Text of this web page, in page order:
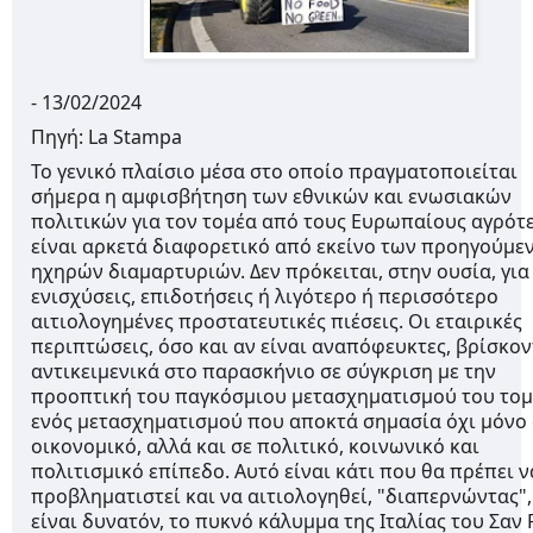
- 13/02/2024
Πηγή: La Stampa
Το γενικό πλαίσιο μέσα στο οποίο πραγματοποιείται
σήμερα η αμφισβήτηση των εθνικών και ενωσιακών
πολιτικών για τον τομέα από τους Ευρωπαίους
είναι αρκετά διαφορετικό από εκείνο των
ηχηρών διαμαρτυριών. Δεν πρόκειται, στην ουσία, για
ενισχύσεις, επιδοτήσεις ή λιγότερο ή περισσότερο
αιτιολογημένες προστατευτικές πιέσεις. Οι εταιρικές
περιπτώσεις, όσο και αν είναι αναπόφευκτες,
αντικειμενικά στο παρασκήνιο σε σύγκριση με την
προοπτική του παγκόσμιου μετασχηματισμού του
ενός μετασχηματισμού που αποκτά σημασία όχι μόνο
οικονομικό, αλλά και σε πολιτικό, κοινωνικό και
πολιτισμικό επίπεδο. Αυτό είναι κάτι που θα πρέπει
προβληματιστεί και να αιτιολογηθεί,
είναι δυνατόν, το πυκνό κάλυμμα της Ιταλίας του Σαν